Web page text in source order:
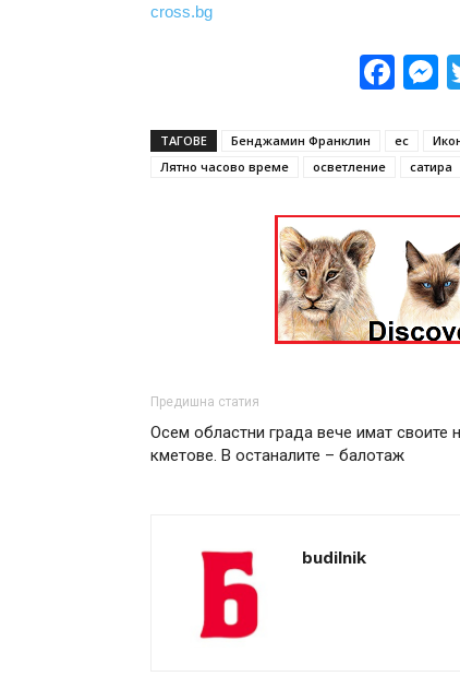
cross.bg
ТАГОВЕ Бенджамин Франклин ес
Лятно часово време
осветление сатира
Предишна статия
Осем областни града вече имат своите
кметове. В останалите – балотаж
budilnik